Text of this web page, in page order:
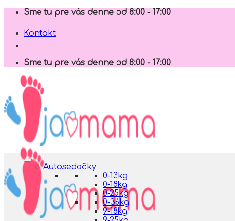
Skip
content
Sme tu pre vás denne od 8:00 - 17:00
Kontakt
Sme tu pre vás denne od 8:00 - 17:00
Autosedačky
0-13kg
0-18kg
0-25kg
0-36kg
9-18kg